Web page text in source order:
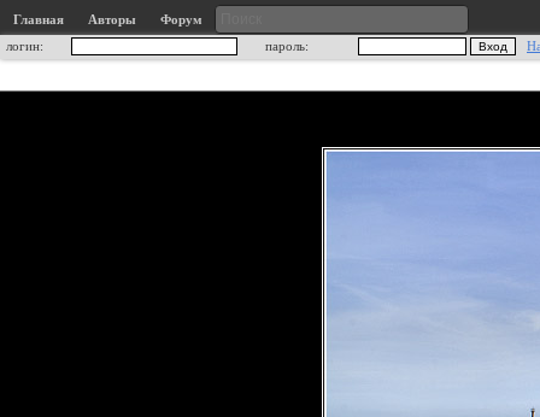
Главная Авторы
Форум
логин:
пароль: